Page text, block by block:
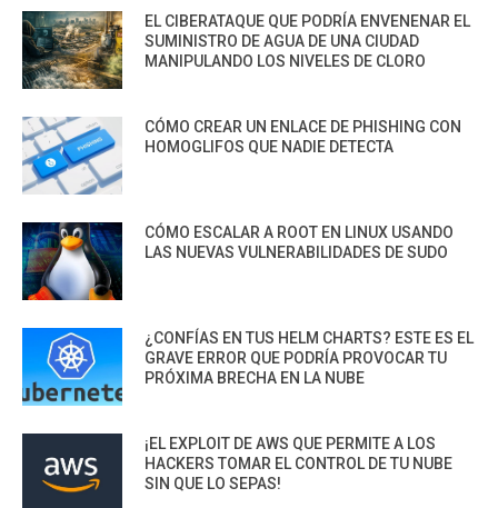
EL CIBERATAQUE QUE PODRÍA ENVENENAR EL
SUMINISTRO DE AGUA DE UNA CIUDAD
MANIPULANDO LOS NIVELES DE CLORO
CÓMO CREAR UN ENLACE DE PHISHING CON
HOMOGLIFOS QUE NADIE DETECTA
CÓMO ESCALAR A ROOT EN LINUX USANDO
LAS NUEVAS VULNERABILIDADES DE SUDO
¿CONFÍAS EN TUS HELM CHARTS? ESTE ES EL
GRAVE ERROR QUE PODRÍA PROVOCAR TU
PRÓXIMA BRECHA EN LA NUBE
¡EL EXPLOIT DE AWS QUE PERMITE A LOS
HACKERS TOMAR EL CONTROL DE TU NUBE
SIN QUE LO SEPAS!